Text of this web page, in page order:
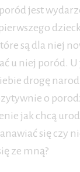
poród jest
są dla niej
u niej poród.
drogę
o
jak chcą
się czy
ze mną?